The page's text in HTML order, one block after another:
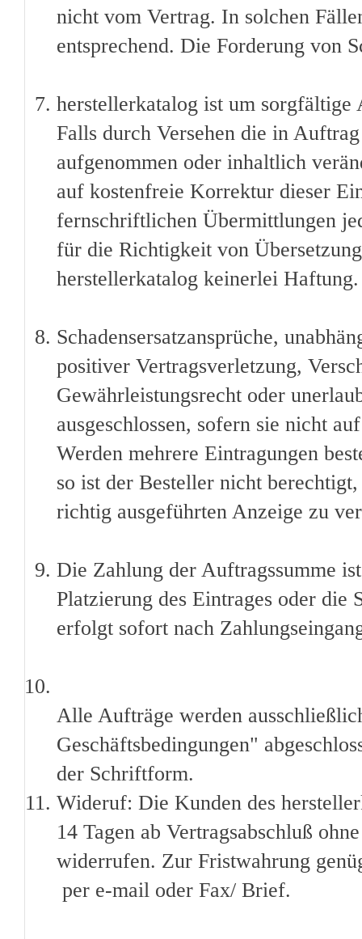
nicht vom Vertrag. In solchen
entsprechend. Die Forderung von
herstellerkatalog ist um sorgfältige
Falls durch Versehen die in
aufgenommen oder inhaltlich
auf kostenfreie Korrektur dieser
fernschriftlichen Übermittlungen
für die Richtigkeit von
herstellerkatalog keinerlei Haftung.
Schadensersatzansprüche,
positiver Vertragsverletzung,
Gewährleistungsrecht oder
ausgeschlossen, sofern sie nicht
Werden mehrere Eintragungen
so ist der Besteller nicht
richtig ausgeführten Anzeige zu
Die Zahlung der Auftragssumme
Platzierung des Eintrages oder die
erfolgt sofort nach
Alle Aufträge werden
Geschäftsbedingungen"
der Schriftform.
Wideruf: Die Kunden des
14 Tagen ab Vertragsabschluß
widerrufen. Zur Fristwahrung
per e-mail oder Fax/ Brief.